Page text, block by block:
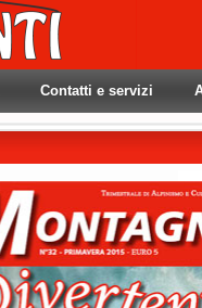
Contatti e servizi